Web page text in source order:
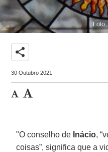
share
30 Outubro 2021
"O conselho de Inácio,
coisas”, significa que a